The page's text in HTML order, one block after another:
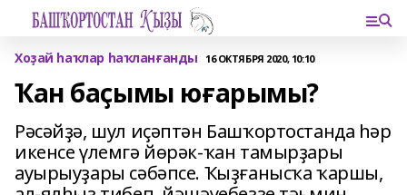
Хоҙай һаҡлар һаҡланғанды 16 ОКТЯБРЯ 2020, 10:10
Ҡан баҫымы юғарымы?
Рәсәйҙә, шул иҫәптән Башҡортостанда һәр
икенсе үлемгә йөрәк-ҡан тамырҙары
ауырыуҙары сәбәпсе. Ҡыҙғанысҡа ҡаршы,